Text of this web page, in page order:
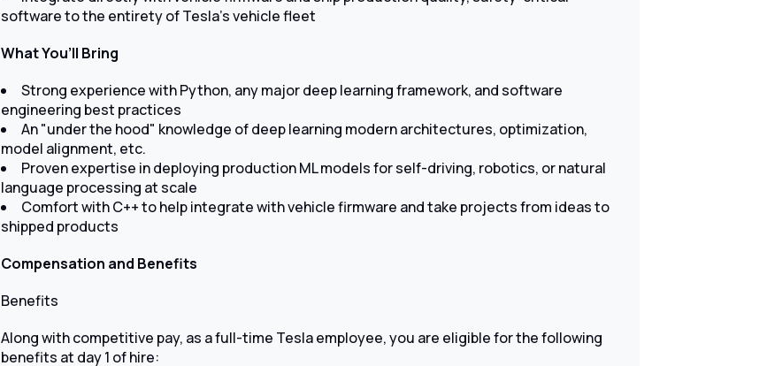
software to the entirety of Tesla's vehicle fleet
What You’ll Bring
Strong experience with Python, any major deep learning framework, and software
engineering best practices
An "under the hood" knowledge of deep learning modern architectures, optimization,
model alignment, etc.
Proven expertise in deploying production ML models for self-driving, robotics, or natural
language processing at scale
Comfort with C++ to help integrate with vehicle firmware and take projects from ideas to
shipped products
Compensation and Benefits
Benefits
Along with competitive pay, as a full-time Tesla employee, you are eligible for the following
benefits at day 1 of hire: